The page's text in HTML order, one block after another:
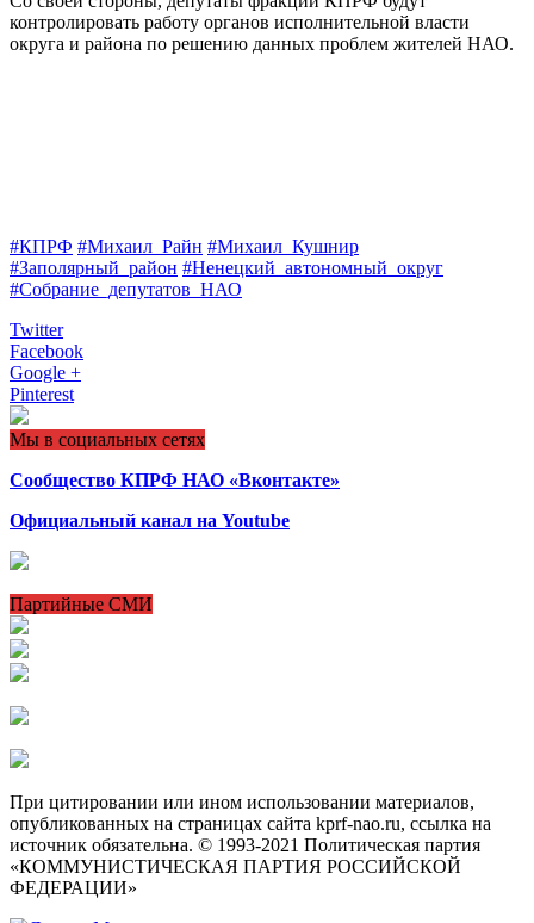
контролировать работу органов исполнительной власти
округа и района по решению данных проблем жителей НАО.
#КПРФ #Михаил_Райн #Михаил_Кушнир
#Заполярный_район #Ненецкий_автономный_округ
#Собрание_депутатов_НАО
Twitter
Facebook
Google +
Pinterest
Мы в социальных сетях
Сообщество КПРФ НАО «Вконтакте»
Официальный канал на Youtube
Партийные СМИ
При цитировании или ином использовании материалов,
опубликованных на страницах сайта kprf-nao.ru, ссылка на
источник обязательна. © 1993-2021 Политическая партия
«КОММУНИСТИЧЕСКАЯ ПАРТИЯ РОССИЙСКОЙ
ФЕДЕРАЦИИ»